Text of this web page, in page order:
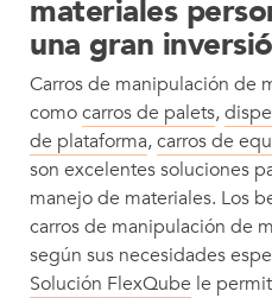
materiales
una gran
Carros de manipulación de
comocarros de palets,
de plataforma,carros de
son excelentes soluciones
manejo de materiales. Los
carros de manipulación de
según sus necesidades
Solución FlexQube le